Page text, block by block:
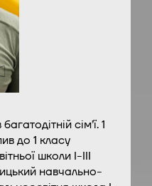
сім’ї. 1
до 1 класу
школи І-ІІІ
навчально-